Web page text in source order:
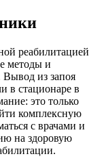
реабилитацией
методы и
Вывод из запоя
в стационаре в
это только
комплексную
с врачами и
на здоровую